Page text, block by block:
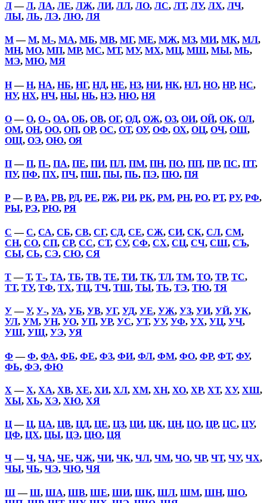
Л—Л, ЛА, ЛЕ, ЛЖ, ЛИ, ЛЛ, ЛО, ЛС, ЛТ, ЛУ, ЛХ, ЛЧ,
ЛЫ, ЛЬ, ЛЭ, ЛЮ, ЛЯ
М—М, М-, МА, МБ, МВ, МГ, МЕ, МЖ, МЗ, МИ, МК, МЛ,
МН, МО, МП, МР, МС, МТ, МУ, МХ, МЦ, МШ, МЫ, МЬ,
МЭ, МЮ, МЯ
Н—Н, НА, НБ, НГ, НД, НЕ, НЗ, НИ, НК, НЛ, НО, НР, НС,
НУ, НХ, НЧ, НЫ, НЬ, НЭ, НЮ, НЯ
О—О, О-, ОА, ОБ, ОВ, ОГ, ОД, ОЖ, ОЗ, ОИ, ОЙ, ОК, ОЛ,
ОМ, ОН, ОО, ОП, ОР, ОС, ОТ, ОУ, ОФ, ОХ, ОЦ, ОЧ, ОШ,
ОЩ, ОЭ, ОЮ, ОЯ
П—П, П-, ПА, ПЕ, ПИ, ПЛ, ПМ, ПН, ПО, ПП, ПР, ПС, ПТ,
ПУ, ПФ, ПХ, ПЧ, ПШ, ПЫ, ПЬ, ПЭ, ПЮ, ПЯ
Р—Р, РА, РВ, РД, РЕ, РЖ, РИ, РК, РМ, РН, РО, РТ, РУ, РФ,
РЫ, РЭ, РЮ, РЯ
С —С, СА, СБ, СВ, СГ, СД, СЕ, СЖ, СИ, СК, СЛ, СМ,
СН, СО, СП, СР, СС, СТ, СУ, СФ, СХ, СЦ, СЧ, СШ, СЪ,
СЫ, СЬ, СЭ, СЮ, СЯ
Т—Т, Т-, ТА, ТБ, ТВ, ТЕ, ТИ, ТК, ТЛ, ТМ, ТО, ТР, ТС,
ТТ, ТУ, ТФ, ТХ, ТЦ, ТЧ, ТШ, ТЫ, ТЬ, ТЭ, ТЮ, ТЯ
У—У, У-, УА, УБ, УВ, УГ, УД, УЕ, УЖ, УЗ, УИ, УЙ, УК,
УЛ, УМ, УН, УО, УП, УР, УС, УТ, УУ, УФ, УХ, УЦ, УЧ,
УШ, УЩ, УЭ, УЯ
Ф —Ф, ФА, ФБ, ФЕ, ФЗ, ФИ, ФЛ, ФМ, ФО, ФР, ФТ, ФУ,
ФЬ, ФЭ, ФЮ
Х —Х, ХА, ХВ, ХЕ, ХИ, ХЛ, ХМ, ХН, ХО, ХР, ХТ, ХУ, ХШ,
ХЫ, ХЬ, ХЭ, ХЮ, ХЯ
Ц—Ц, ЦА, ЦВ, ЦД, ЦЕ, ЦЗ, ЦИ, ЦК, ЦН, ЦО, ЦР, ЦС, ЦУ,
ЦФ, ЦХ, ЦЫ, ЦЭ, ЦЮ, ЦЯ
Ч—Ч, ЧА, ЧЕ, ЧЖ, ЧИ, ЧК, ЧЛ, ЧМ, ЧО, ЧР, ЧТ, ЧУ, ЧХ,
ЧЫ, ЧЬ, ЧЭ, ЧЮ, ЧЯ
Ш—Ш, ША, ШВ, ШЕ, ШИ, ШК, ШЛ, ШМ, ШН, ШО,